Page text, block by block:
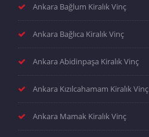
Ankara Bağlum Kiralık Vinç
Ankara Bağlıca Kiralık Vinç
Ankara Abidinpaşa Kiralık Vinç
Ankara Kızılcahamam Kiralık Vinç
Ankara Mamak Kiralık Vinç